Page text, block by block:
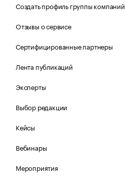
Создать профиль группы компаний
Отзывы о сервисе
Сертифицированные партнеры
Лента публикаций
Эксперты
Выбор редакции
Кейсы
Вебинары
Мероприятия